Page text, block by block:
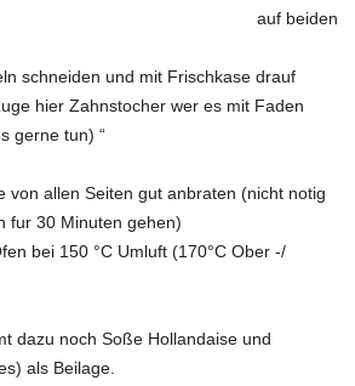
auf beiden
schneiden und mit Frischkase drauf
hier Zahnstocher wer es mit Faden
gerne tun) “
von allen Seiten gut anbraten (nicht notig
fur 30 Minuten gehen)
bei 150 °C Umluft (170°C Ober -/
dazu noch Soße Hollandaise und
als Beilage.